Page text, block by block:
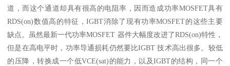
道，而这个通道却具有很高的电阻率，因而造成功率MOSFET具有
RDS(on)数值高的特征，IGBT消除了现有功率MOSFET的这些主要
缺点。虽然最新一代功率MOSFET 器件大幅度改进了RDS(on)特性，
但是在高电平时，功率导通损耗仍然要比IGBT 技术高出很多。较低
的压降，转换成一个低VCE(sat)的能力，以及IGBT的结构，同一个